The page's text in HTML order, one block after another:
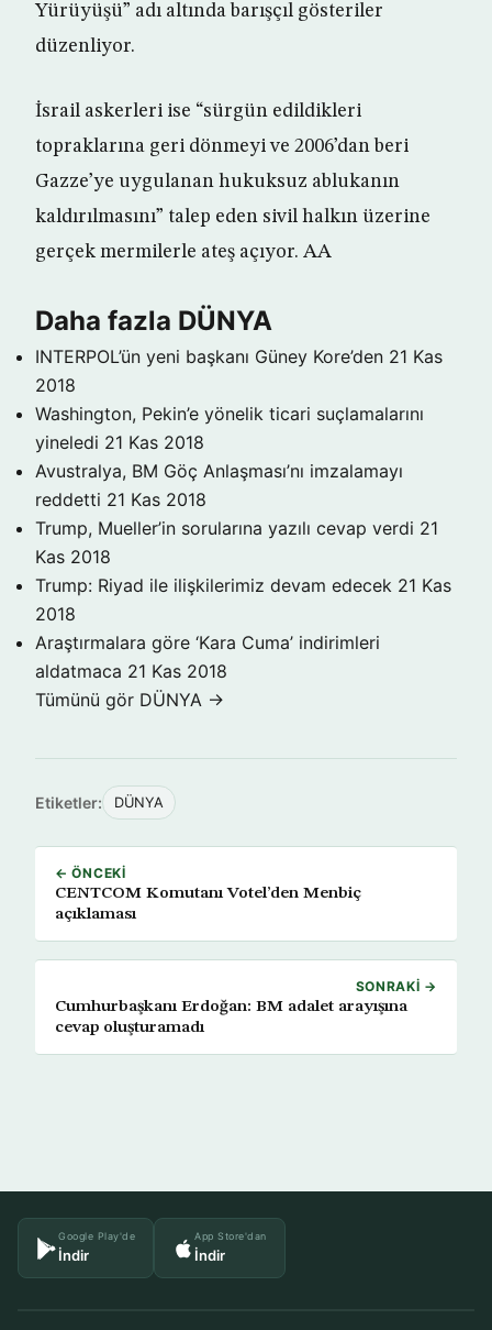
Yürüyüşü” adı altında barışçıl gösteriler
düzenliyor.
İsrail askerleri ise “sürgün edildikleri
topraklarına geri dönmeyi ve 2006’dan beri
Gazze’ye uygulanan hukuksuz ablukanın
kaldırılmasını” talep eden sivil halkın üzerine
gerçek mermilerle ateş açıyor. AA
Daha fazla DÜNYA
INTERPOL’ün yeni başkanı Güney Kore’den 21 Kas
2018
Washington, Pekin’e yönelik ticari suçlamalarını
yineledi 21 Kas 2018
Avustralya, BM Göç Anlaşması’nı imzalamayı
reddetti 21 Kas 2018
Trump, Mueller’in sorularına yazılı cevap verdi 21
Kas 2018
Trump: Riyad ile ilişkilerimiz devam edecek 21 Kas
2018
Araştırmalara göre ‘Kara Cuma’ indirimleri
aldatmaca 21 Kas 2018
Tümünü gör DÜNYA →
Etiketler: DÜNYA
← ÖNCEKI
CENTCOM Komutanı Votel’den Menbiç
açıklaması
SONRAKI →
Cumhurbaşkanı Erdoğan: BM adalet arayışına
cevap oluşturamadı
Google Play'de
İndir
App Store'dan
İndir